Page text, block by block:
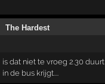
The Hardest
is dat niet te vroeg 2.30
in de bus krijgt....